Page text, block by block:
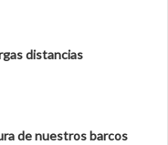
distancias
de nuestros barcos